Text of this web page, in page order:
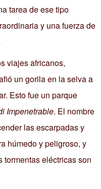
tarea de ese tipo
y una fuerza de
viajes africanos,
un gorila en la selva a
Esto fue un parque
Impenetrable. El nombre
las escarpadas y
húmedo y peligroso, y
tormentas eléctricas son